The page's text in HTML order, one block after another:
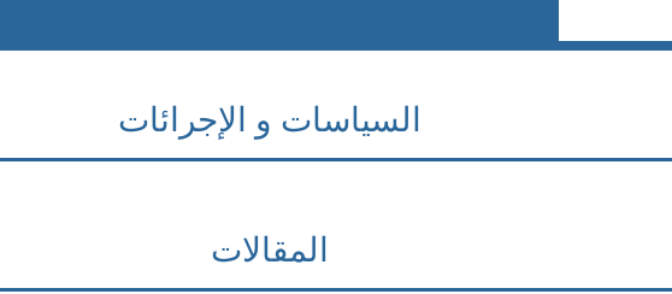
السياسات و الإجرائات
المقالات